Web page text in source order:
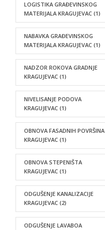
LOGISTIKA GRAĐEVINSKOG
MATERIJALA KRAGUJEVAC (1)
NABAVKA GRAĐEVINSKOG
MATERIJALA KRAGUJEVAC (1)
NADZOR ROKOVA GRADNJE
KRAGUJEVAC (1)
NIVELISANJE PODOVA
KRAGUJEVAC (1)
OBNOVA FASADNIH POVRŠINA
KRAGUJEVAC (1)
OBNOVA STEPENIŠTA
KRAGUJEVAC (1)
ODGUŠENJE KANALIZACIJE
KRAGUJEVAC (2)
ODGUŠENJE LAVABOA